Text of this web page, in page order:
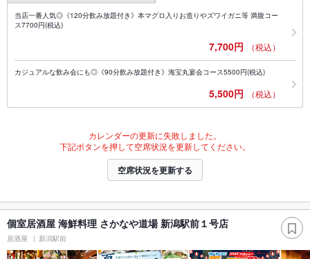
当店一番人気◎《120分飲み放題付き》本マグロ入りお造りやズワイガニ等 満腹コー
ス7700円(税込)
7,700円 （税込）
カジュアルな飲み会にも◎《90分飲み放題付き》海宝丸宴会コース5500円(税込)
5,500円 （税込）
カレンダーの更新に失敗しました。
下記ボタンを押して空席状況を更新してください。
空席状況を更新する
個室居酒屋 海鮮料理 さかなや道場 新潟駅前１号店
居酒屋 新潟駅前